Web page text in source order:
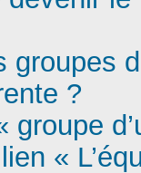
groupes
?
groupe
«